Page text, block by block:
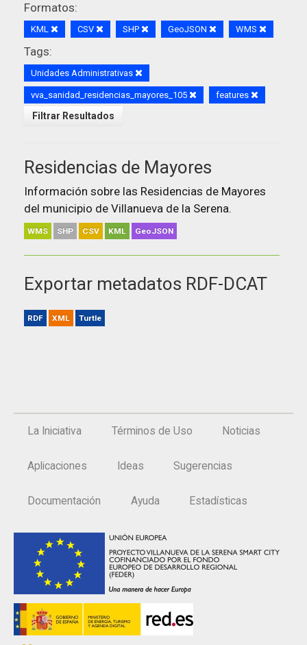
Formatos:
KML CSV SHP GeoJSON WMS
Tags:
Unidades Administrativas
vva_sanidad_residencias_mayores_105 features
Filtrar Resultados
Residencias de Mayores
Información sobre las Residencias de Mayores
del municipio de Villanueva de la Serena.
WMS SHP CSV KML GeoJSON
Exportar metadatos RDF-DCAT
RDF XML Turtle
La Iniciativa Términos de Uso Noticias
Aplicaciones Ideas Sugerencias
Documentación Ayuda Estadísticas